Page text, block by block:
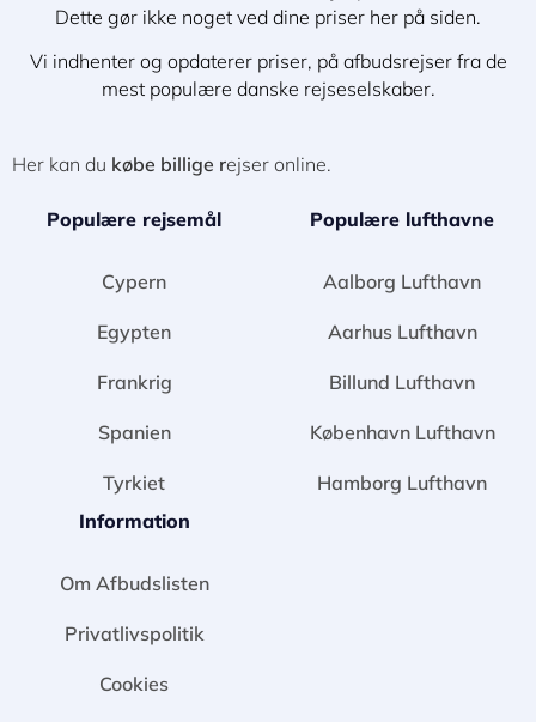
Dette gør ikke noget ved dine priser her på siden.
Vi indhenter og opdaterer priser, på afbudsrejser fra de
mest populære danske rejseselskaber.
Her kan du købe billige rejser online.
Populære rejsemål
Cypern
Egypten
Frankrig
Spanien
Tyrkiet
Populære lufthavne
Aalborg Lufthavn
Aarhus Lufthavn
Billund Lufthavn
København Lufthavn
Hamborg Lufthavn
Information
Om Afbudslisten
Privatlivspolitik
Cookies